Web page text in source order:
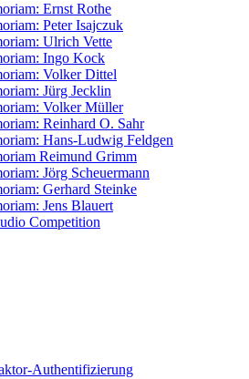
Ernst Rothe
Peter Isajczuk
Ulrich Vette
Ingo Kock
Volker Dittel
Jürg Jecklin
Volker Müller
Reinhard O. Sahr
Hans-Ludwig Feldgen
Reimund Grimm
Jörg Scheuermann
Gerhard Steinke
Jens Blauert
Competition
Authentifizierung